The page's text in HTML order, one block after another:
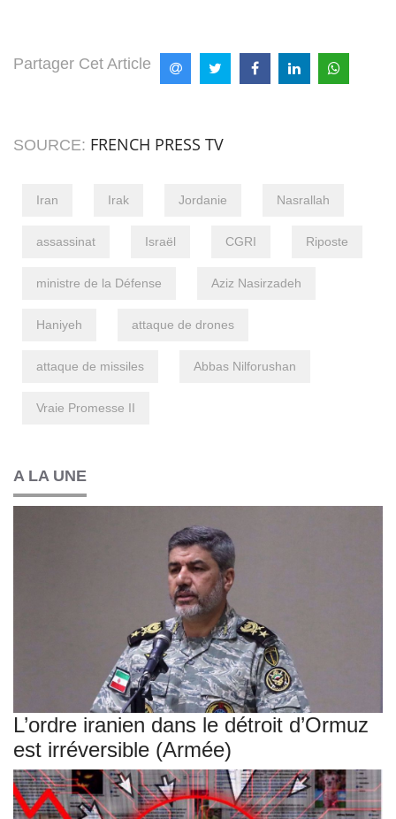
Partager Cet Article
SOURCE: FRENCH PRESS TV
Iran Irak Jordanie Nasrallah
assassinat Israël CGRI Riposte
ministre de la Défense Aziz Nasirzadeh
Haniyeh attaque de drones
attaque de missiles Abbas Nilforushan
Vraie Promesse II
A LA UNE
L’ordre iranien dans le détroit d’Ormuz
est irréversible (Armée)